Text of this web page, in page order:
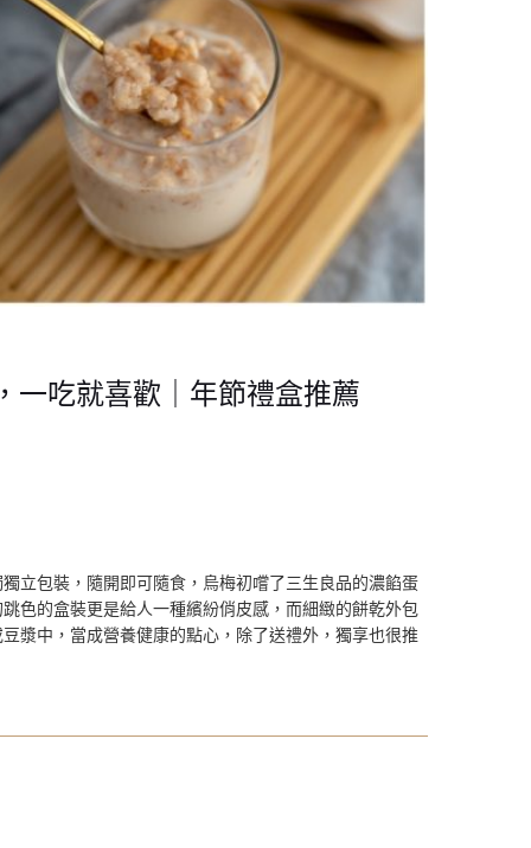
一吃就喜歡｜年節禮盒推薦
立包裝，隨開即可隨食，烏梅初嚐了三生良品的濃餡蛋
色的盒裝更是給人一種繽紛俏皮感，而細緻的餅乾外包
漿中，當成營養健康的點心，除了送禮外，獨享也很推